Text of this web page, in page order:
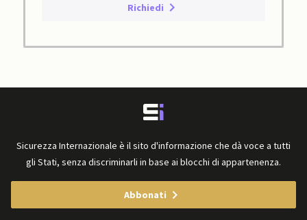
Richiedi
Sicurezza Internazionale è il sito d'informazione che dà voce a tutti
gli Stati, senza discriminarli in base ai blocchi di appartenenza.
Abbonati